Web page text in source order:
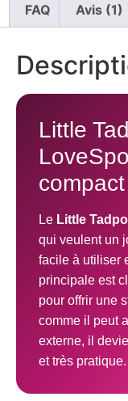
FAQ Avis (1)
Little
Le Little
qui veulent un
facile à utiliser
principale est
pour offrir une
comme il peut
externe, il
et très pratique.